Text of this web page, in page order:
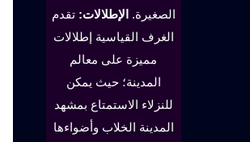
الصغيرة. الإطلالات: تقدم
الغرف القياسية إطلالات
مميزة على معالم
المدينة؛ حيث يمكن
للنزلاء الاستمتاع بمشهد
المدينة الخلاب وأضواءها